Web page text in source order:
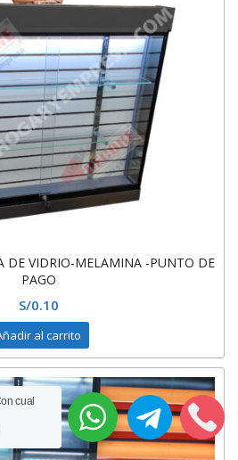
DE VIDRIO-MELAMINA -PUNTO DE
PAGO
S/0.10
al carrito
cual